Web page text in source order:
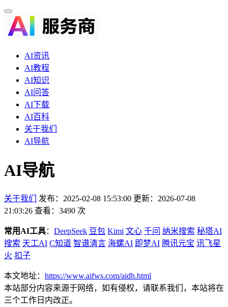
AI资讯
AI教程
AI知识
AI问答
AI下载
AI百科
关于我们
AI导航
AI导航
关于我们 发布：2025-02-08 15:53:00 更新：2026-07-08
21:03:26 查看：3490 次
常用AI工具： DeepSeek 豆包 Kimi 文心 千问 纳米搜索 秘塔AI
搜索 天工AI C知道 智谱清言 海螺AI 即梦AI 腾讯元宝 讯飞星
火 扣子
本文地址： https://www.aifws.com/aidh.html
本站部分内容来源于网络，如有侵权，请联系我们，本站将在
三个工作日内改正。